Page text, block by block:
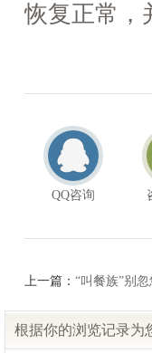
恢复正常，
QQ咨询
上一篇： “叫餐族”别
根据你的浏览记录为